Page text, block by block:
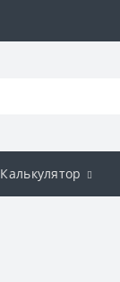
Калькулятор